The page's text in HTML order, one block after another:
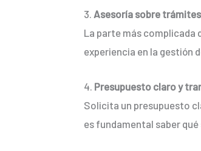
3. Asesoría sobre
La parte más complicada
experiencia en la gestión
4. Presupuesto claro y
Solicita un presupuesto
es fundamental saber